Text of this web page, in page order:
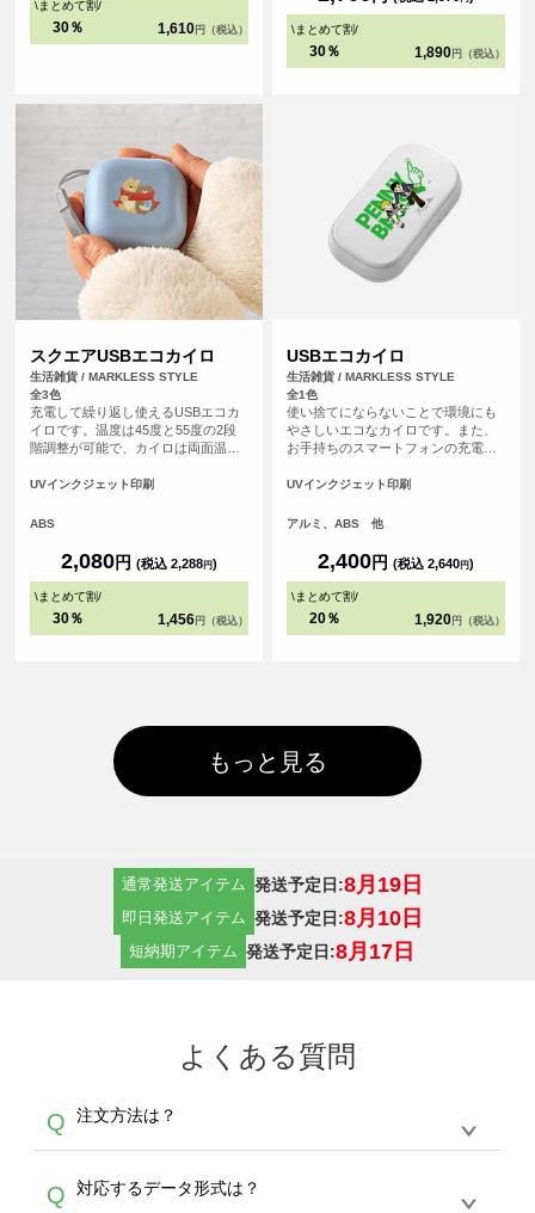
\まとめて割/
30％ 1,610 円（税込）
帯しやすく、日常生活にも防災用に
もお使いいただけます。
\まとめて割/
30％ 1,890 円（税込）
スクエアUSBエコカイロ
生活雑貨 / MARKLESS STYLE
全3色
充電して繰り返し使えるUSBエコカ
イロです。温度は45度と55度の2段
階調整が可能で、カイロは両面温ま
たストラップ付きなので、持ち歩き
も使いやすいベーシックなブラッ
がおしゃれなブルーの3色展開です。
ワンポイントの
UVインクジェット印刷
ABS
2,080円 (税込 2,288円)
\まとめて割/
30％ 1,456 円（税込）
USBエコカイロ
生活雑貨 / MARKLESS STYLE
全1色
使い捨てにならないことで環境にも
やさしいエコなカイロです。また、
お手持ちのスマートフォンの充電も
の非常用充電としてもおすすめ！本
ターンで設定ができ、お好みや使用
いただけます。
UVインクジェット印刷
アルミ、ABS 他
2,400円 (税込 2,640円)
\まとめて割/
20％ 1,920 円（税込）
もっと見る
通常発送アイテム 発送予定日:8月19日
即日発送アイテム 発送予定日:8月10日
短納期アイテム 発送予定日:8月17日
よくある質問
Q 注文方法は？
A
生産にて承っております。デザインツールから
Q 対応するデータ形式は？